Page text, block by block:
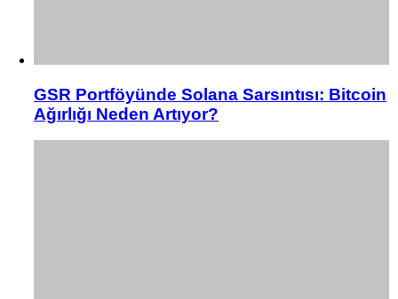
GSR Portföyünde Solana Sarsıntısı: Bitcoin
Ağırlığı Neden Artıyor?